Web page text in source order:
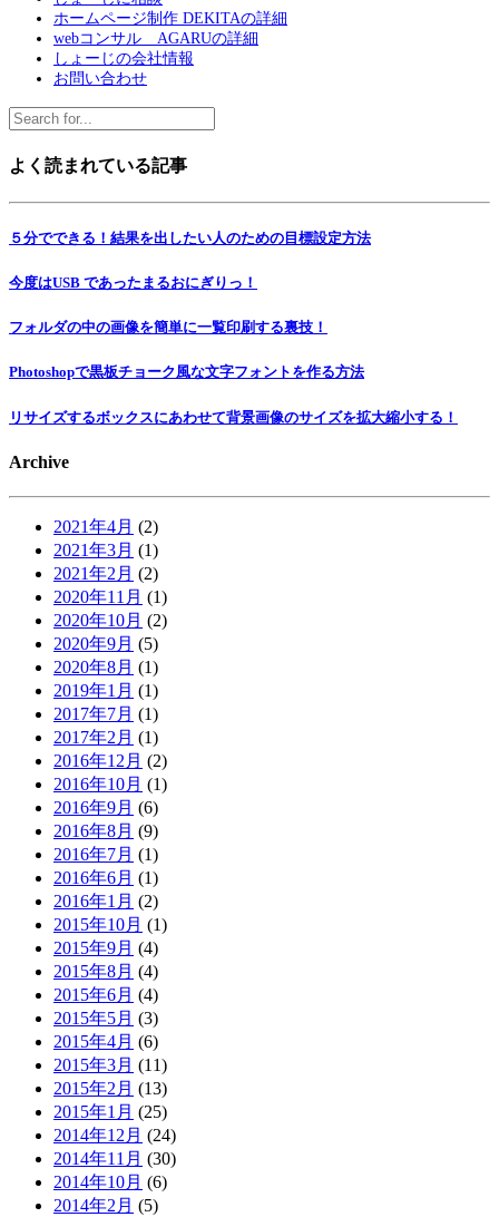
ホームページ制作 DEKITAの詳細
webコンサル AGARUの詳細
しょーじの会社情報
お問い合わせ
よく読まれている記事
５分でできる！結果を出したい人のための目標設定方法
今度はUSB であったまるおにぎりっ！
フォルダの中の画像を簡単に一覧印刷する裏技！
Photoshopで黒板チョーク風な文字フォントを作る方法
リサイズするボックスにあわせて背景画像のサイズを拡大縮小する！
Archive
2021年4月 (2)
2021年3月 (1)
2021年2月 (2)
2020年11月 (1)
2020年10月 (2)
2020年9月 (5)
2020年8月 (1)
2019年1月 (1)
2017年7月 (1)
2017年2月 (1)
2016年12月 (2)
2016年10月 (1)
2016年9月 (6)
2016年8月 (9)
2016年7月 (1)
2016年6月 (1)
2016年1月 (2)
2015年10月 (1)
2015年9月 (4)
2015年8月 (4)
2015年6月 (4)
2015年5月 (3)
2015年4月 (6)
2015年3月 (11)
2015年2月 (13)
2015年1月 (25)
2014年12月 (24)
2014年11月 (30)
2014年10月 (6)
2014年2月 (5)